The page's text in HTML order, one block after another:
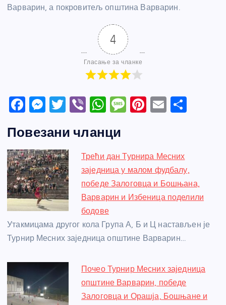
Варварин, а покровитељ општина Варварин.
4
Гласање за чланке
F
c
e
b
o
o
k
M
ss
e
n
g
er
T
itt
er
Vi
er
W
at
s
A
p
p
M
a
g
e
Pi
e
st
E
Повезани чланци
Трећи дан Турнира Месних
заједница у малом фудбалу,
победе Залоговца и Бошњана,
Варварин и Избеница поделили
бодове
Утакмицама другог кола Група А, Б и Ц настављен је
Турнир Месних заједница општине Варварин…
Почео Турнир Месних заједница
општине Варварин, победе
Залоговца и Орашја, Бошњане и